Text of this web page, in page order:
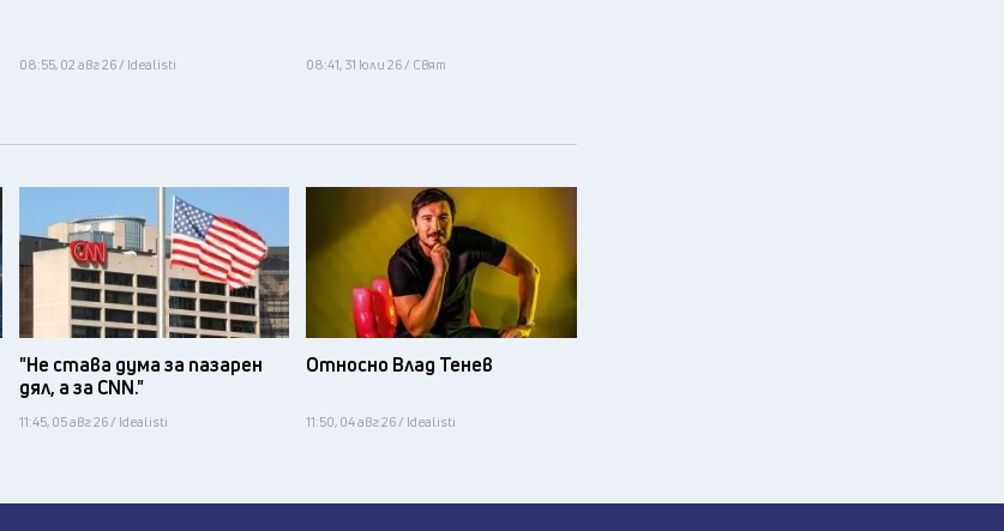
08:55, 02 авг 26 / Idealisti 08:41, 31 юли 26 / Свят
"Не става дума за пазарен
дял, а за CNN."
11:45, 05 авг 26 / Idealisti
Относно Влад Тенев
11:50, 04 авг 26 / Idealisti